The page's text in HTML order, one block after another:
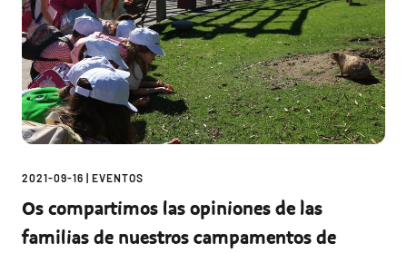
2021-09-16 | EVENTOS
Os compartimos las opiniones de las
familias de nuestros campamentos de